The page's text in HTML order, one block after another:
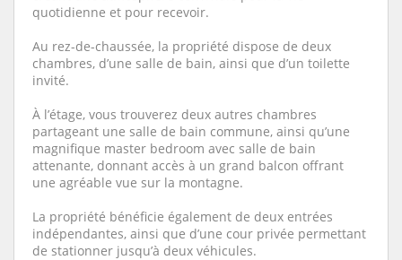
quotidienne et pour recevoir.
Au rez-de-chaussée, la propriété dispose de deux
chambres, d’une salle de bain, ainsi que d’un toilette
invité.
À l’étage, vous trouverez deux autres chambres
partageant une salle de bain commune, ainsi qu’une
magnifique master bedroom avec salle de bain
attenante, donnant accès à un grand balcon offrant
une agréable vue sur la montagne.
La propriété bénéficie également de deux entrées
indépendantes, ainsi que d’une cour privée permettant
de stationner jusqu’à deux véhicules.